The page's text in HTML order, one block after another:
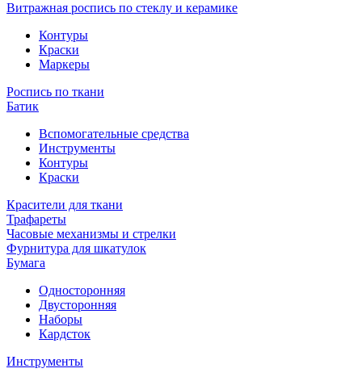
Витражная роспись по стеклу и керамике
Контуры
Краски
Маркеры
Роспись по ткани
Батик
Вспомогательные средства
Инструменты
Контуры
Краски
Красители для ткани
Трафареты
Часовые механизмы и стрелки
Фурнитура для шкатулок
Бумага
Односторонняя
Двусторонняя
Наборы
Кардсток
Инструменты